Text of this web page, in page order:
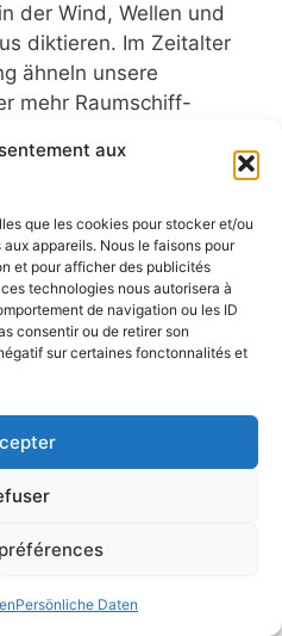
aux
que les cookies pour stocker et/ou
appareils. Nous le faisons pour
et pour afficher des publicités
technologies nous autorisera à
de navigation ou les ID
consentir ou de retirer son
sur certaines fonctonnalités et
Persönliche Daten
der Wind, Wellen und
diktieren. Im Zeitalter
ähneln unsere
mehr Raumschiff-
Tablets und
Netzwerke, vernetzte
Innovationen
versprechen mehr
Segeln
solide gebaute
das